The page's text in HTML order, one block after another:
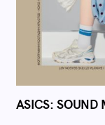
ASICS: SOUND